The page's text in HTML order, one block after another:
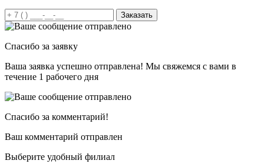
Заказать
Спасибо за заявку
Ваша заявка успешно отправлена! Мы свяжемся с вами в
течение 1 рабочего дня
Спасибо за комментарий!
Ваш комментарий отправлен
Выберите удобный филиал